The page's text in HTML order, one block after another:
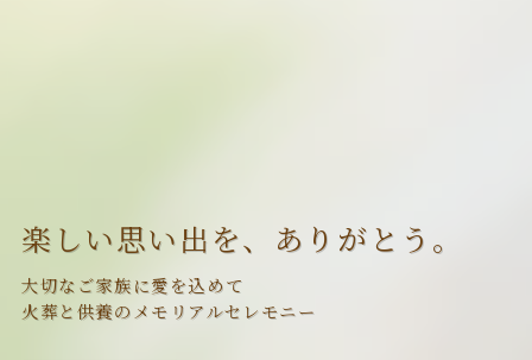
楽しい思い出を、ありがとう。
大切なご家族に愛を込めて
火葬と供養のメモリアルセレモニー